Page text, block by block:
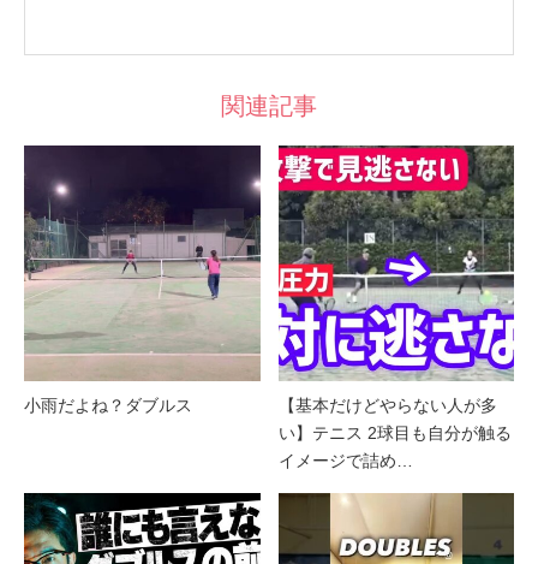
関連記事
小雨だよね？ダブルス
【基本だけどやらない人が多
い】テニス 2球目も自分が触る
イメージで詰め…